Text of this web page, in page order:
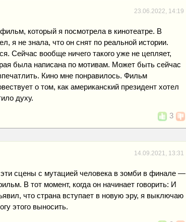
23.06.2022, 14:19
который я посмотрела в кинотеатре. В
я не знала, что он снят по реальной истории.
Сейчас вообще ничего такого уже не цепляет,
была написана по мотивам. Может быть сейчас
Кино мне понравилось. Фильм
о том, как американский президент хотел
духу.
3
14.09.2021, 13:31
сцены с мутацией человека в зомби в финале —
В тот момент, когда он начинает говорить: И
что страна вступает в новую эру, я выключаю
этого выносить.